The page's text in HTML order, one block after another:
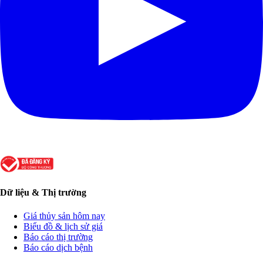
Dữ liệu & Thị trường
Giá thủy sản hôm nay
Biểu đồ & lịch sử giá
Báo cáo thị trường
Báo cáo dịch bệnh